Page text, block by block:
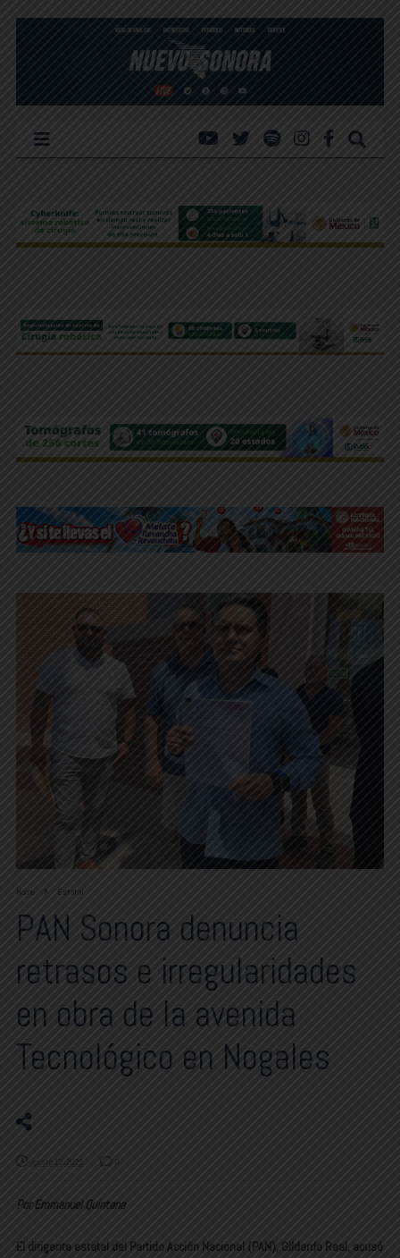
Home Estatal
PAN Sonora denuncia
retrasos e irregularidades
en obra de la avenida
Tecnológico en Nogales
agosto 12, 2025 0
Por Emmanuel Quintana
El dirigente estatal del Partido Acción Nacional (PAN), Gildardo Real, acusó